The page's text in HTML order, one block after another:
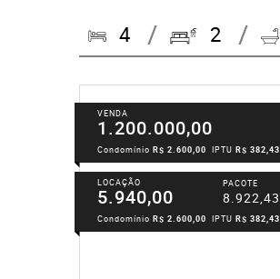
4 2
VENDA
1.200.000,00
Condomínio R$ 2.600,00 IPTU R$ 382,43
LOCAÇÃO
5.940,00
PACOTE
8.922,43
Condomínio R$ 2.600,00 IPTU R$ 382,43